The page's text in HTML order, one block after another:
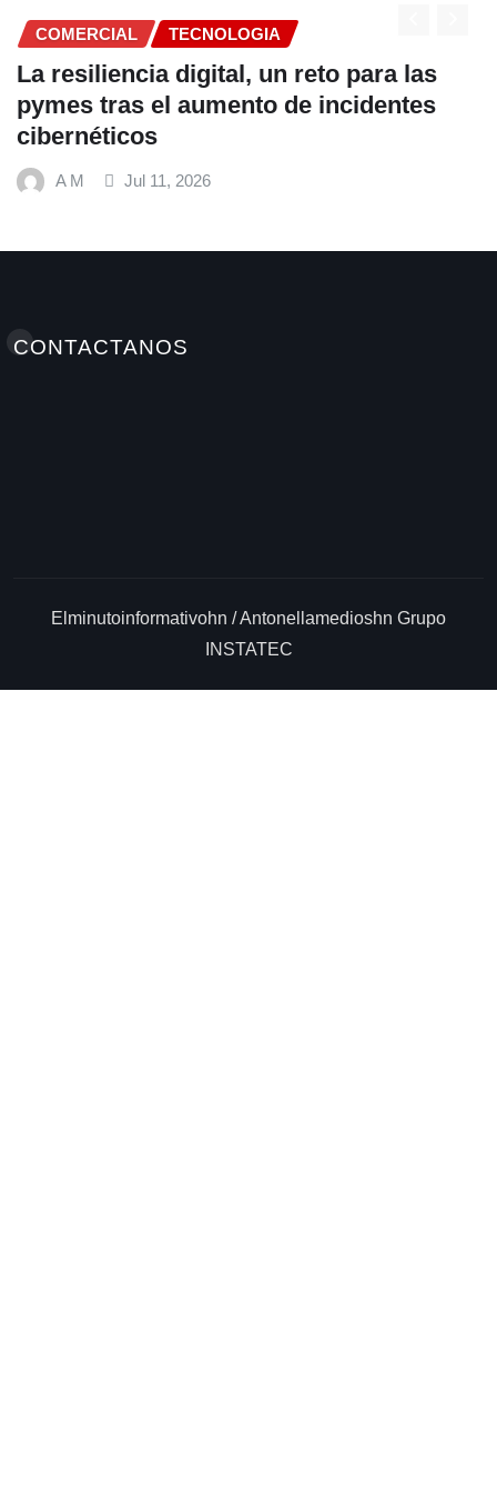
para las
COMERCIAL
Fundación Ficohsa
alimentación escolar y
Mundial de Alimentos y
Elminutoinformativohn / Antonellamedioshn Grupo